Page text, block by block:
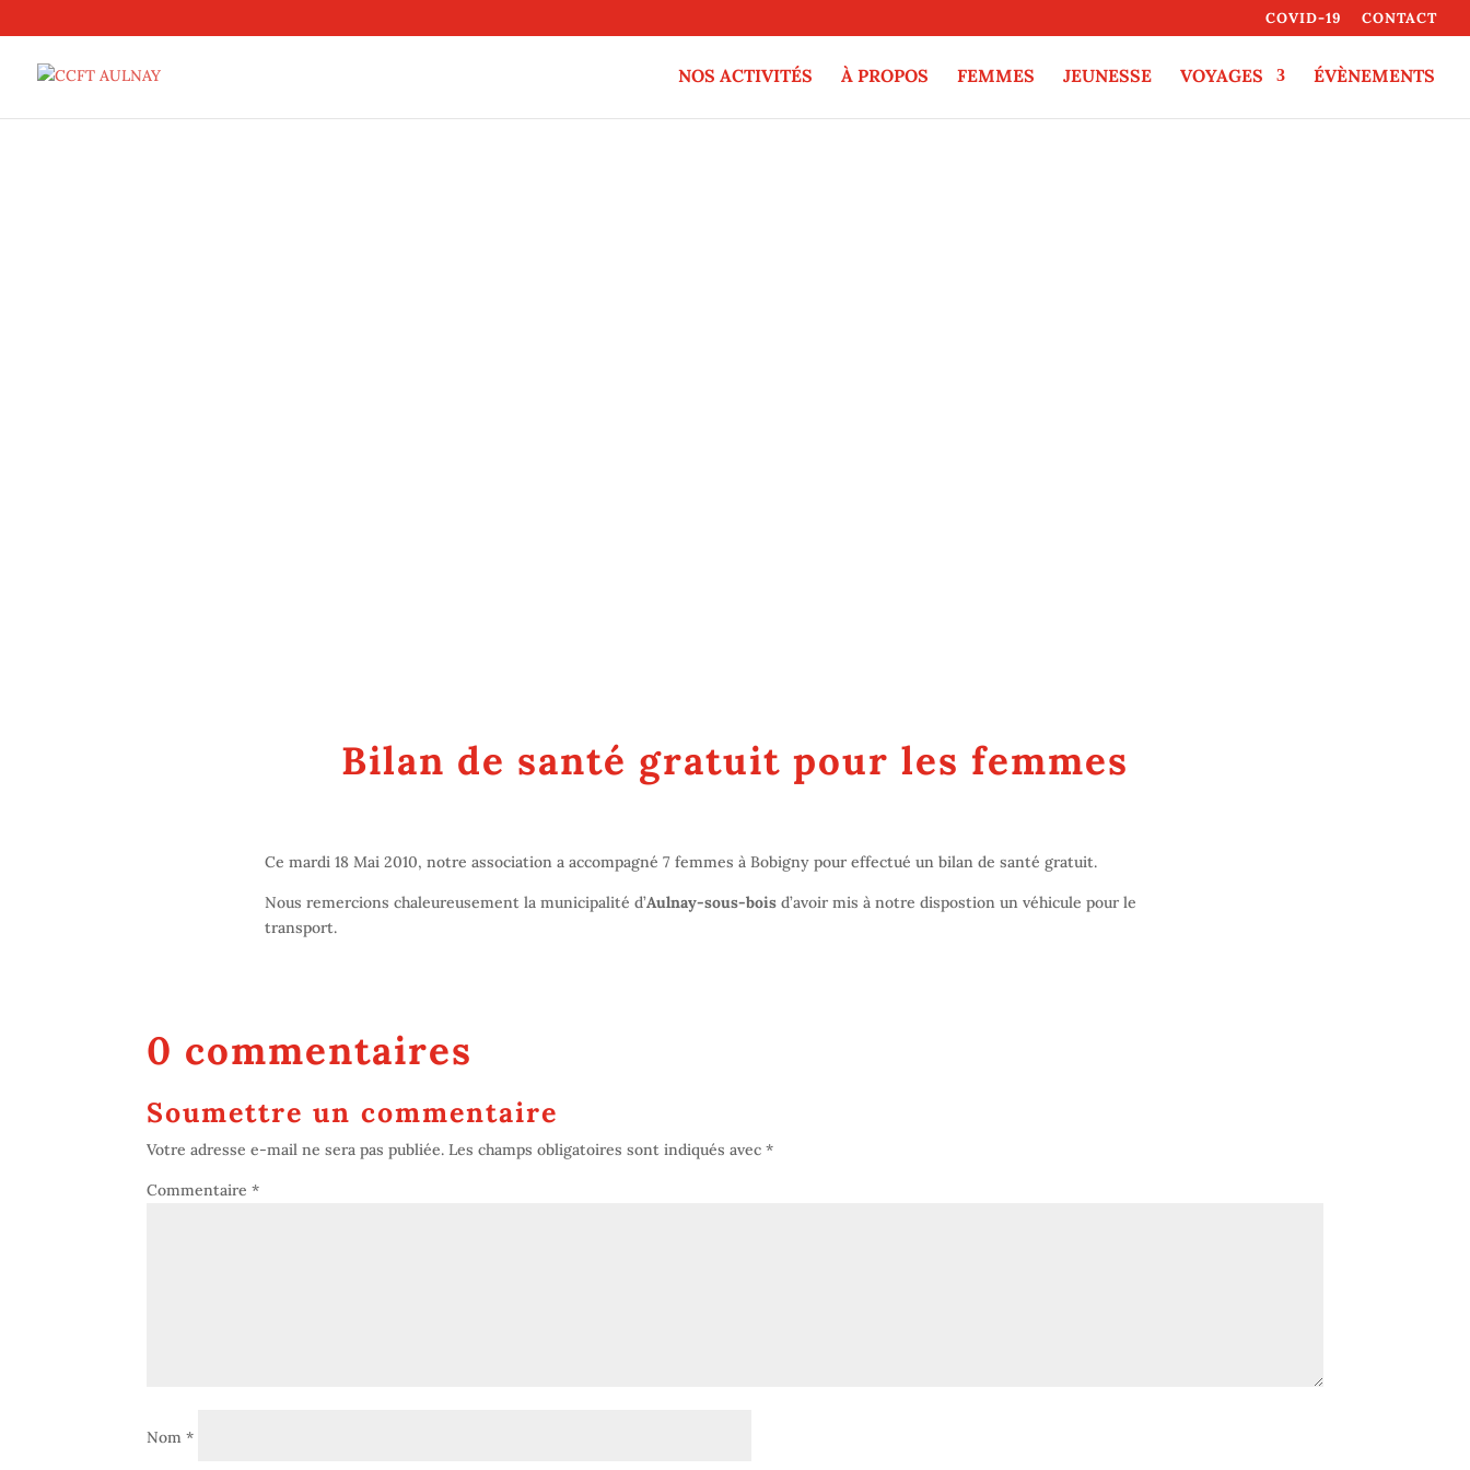
COVID-19 CONTACT
NOS ACTIVITÉS À PROPOS FEMMES JEUNESSE VOYAGES ÉVÈNEMENTS
Bilan de santé gratuit pour les femmes
Ce mardi 18 Mai 2010, notre association a accompagné 7 femmes à Bobigny pour effectué un bilan de santé gratuit.
Nous remercions chaleureusement la municipalité d’Aulnay-sous-boisd’avoir mis à notre dispostion un véhicule pour le
transport.
0 commentaires
Soumettre un commentaire
Votre adresse e-mail ne sera pas publiée. Les champs obligatoires sont indiqués avec*
Commentaire*
Nom*